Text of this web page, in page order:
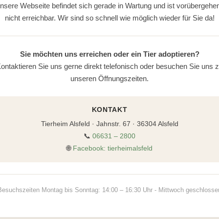
Webseite befindet sich gerade in Wartung und ist
nicht erreichbar. Wir sind so schnell wie möglich wieder für Sie da!
Sie möchten uns erreichen oder ein Tier adoptieren?
Sie uns gerne direkt telefonisch oder besuchen Sie uns
unseren Öffnungszeiten.
KONTAKT
Tierheim Alsfeld · Jahnstr. 67 · 36304 Alsfeld
📞 06631 – 2800
🌐 Facebook: tierheimalsfeld
Montag bis Sonntag: 14:00 – 16:30 Uhr - Mittwoch